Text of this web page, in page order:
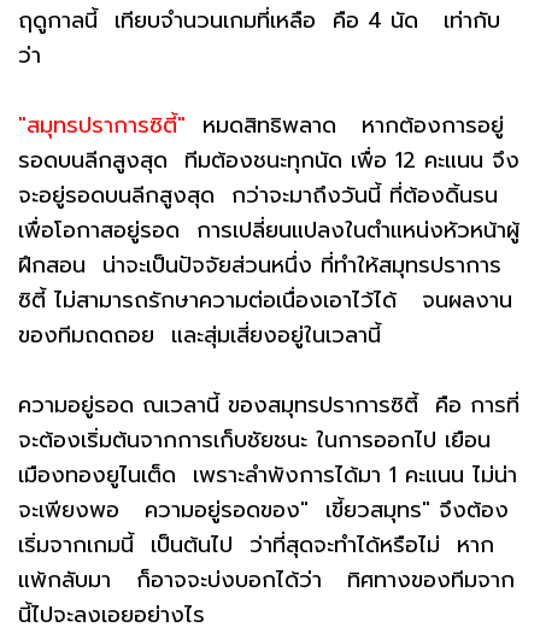
ฤดูกาลนี้ เทียบจำนวนเกมที่เหลือ คือ 4 นัด เท่ากับ
ว่า
"สมุทรปราการซิตี้" หมดสิทธิพลาด หากต้องการอยู่
รอดบนลีกสูงสุด ทีมต้องชนะทุกนัด เพื่อ 12 คะแนน จึง
จะอยู่รอดบนลีกสูงสุด กว่าจะมาถึงวันนี้ ที่ต้องดิ้นรน
เพื่อโอกาสอยู่รอด การเปลี่ยนแปลงในตำแหน่งหัวหน้าผู้
ฝึกสอน น่าจะเป็นปัจจัยส่วนหนึ่ง ที่ทำให้สมุทรปราการ
ซิตี้ ไม่สามารถรักษาความต่อเนื่องเอาไว้ได้ จนผลงาน
ของทีมถดถอย และสุ่มเสี่ยงอยู่ในเวลานี้
ความอยู่รอด ณเวลานี้ ของสมุทรปราการซิตี้ คือ การที่
จะต้องเริ่มต้นจากการเก็บชัยชนะ ในการออกไป เยือน
เมืองทองยูไนเต็ด เพราะลำพังการได้มา 1 คะแนน ไม่น่า
จะเพียงพอ ความอยู่รอดของ" เขี้ยวสมุทร" จึงต้อง
เริ่มจากเกมนี้ เป็นต้นไป ว่าที่สุดจะทำได้หรือไม่ หาก
แพ้กลับมา ก็อาจจะบ่งบอกได้ว่า ทิศทางของทีมจาก
นี้ไปจะลงเอยอย่างไร